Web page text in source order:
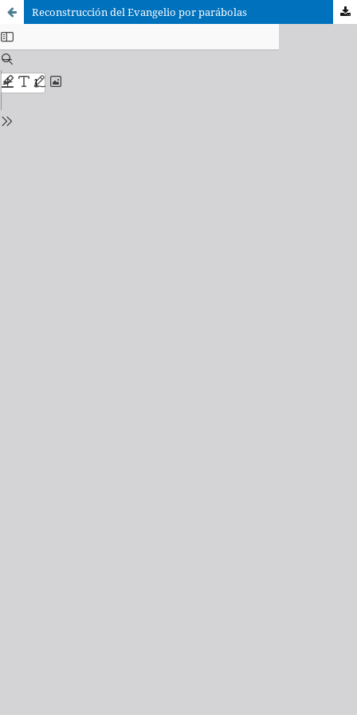
Reconstrucción del Evangelio por parábolas